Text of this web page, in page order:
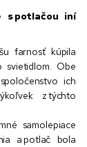
s potlačou iní
farnosť kúpila
svietidlom. Obe
ich
z týchto
samolepiace
a potlač bola